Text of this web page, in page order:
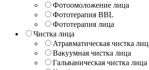
Фотоомоложение лица
Фототерапия BBL
Фототерапия лица
Чистка лица
Атравматическая чистка
Вакуумная чистка лица
Гальваническая чистка лица